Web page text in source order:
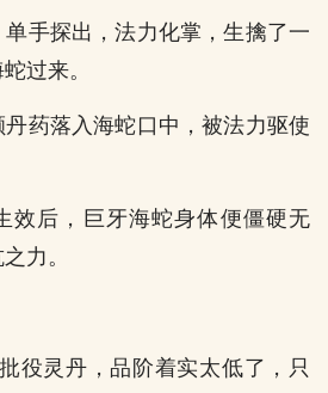
手探出，法力化掌，生擒了一
过来。
丹药落入海蛇口中，被法力驱使
效后，巨牙海蛇身体便僵硬无
力。
役灵丹，品阶着实太低了，只